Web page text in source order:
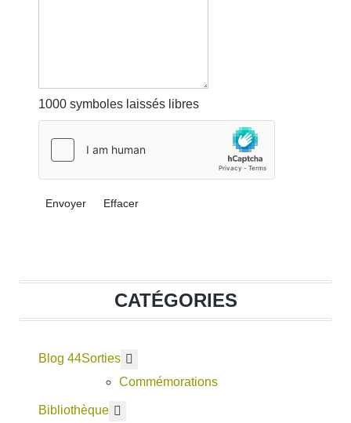
1000 symboles laissés libres
Envoyer Effacer
CATÉGORIES
Blog 44Sorties
Commémorations
Bibliothèque